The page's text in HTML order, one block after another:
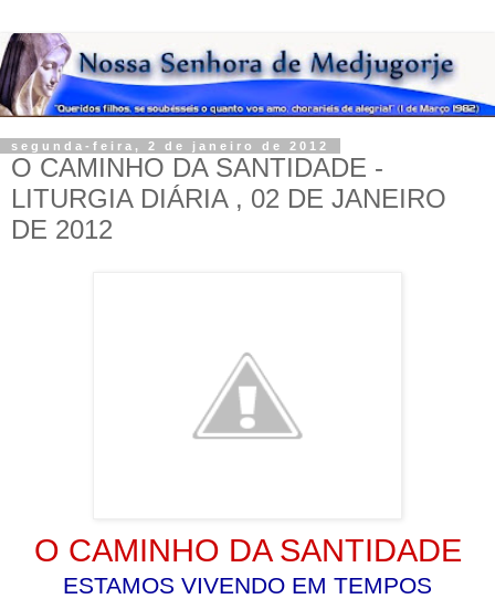
segunda-feira, 2 de janeiro de 2012
O CAMINHO DA SANTIDADE -
LITURGIA DIÁRIA , 02 DE JANEIRO
DE 2012
O CAMINHO DA SANTIDADE
ESTAMOS VIVENDO EM TEMPOS